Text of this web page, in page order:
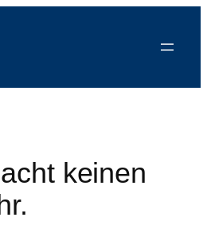
keinen